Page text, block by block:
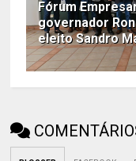
Fórum
governador
eleito Sandro